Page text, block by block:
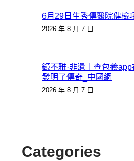
6月29日生秀傳醫院健檢
2026 年 8 月 7 日
鏡不雅·非遺｜查包養
發明了傳奇_中國網
2026 年 8 月 7 日
Categories